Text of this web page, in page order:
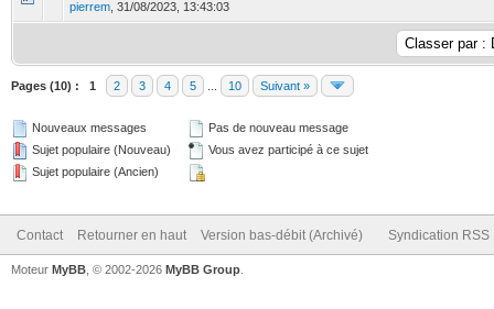
pierrem 31/08/2023, 13:43:03
Pages (10) : 1 2 3 4 5 10 Suivant »
Nouveaux messages
Sujet populaire (Nouveau)
Sujet populaire (Ancien)
Pas de nouveau message
Vous avez participé à ce sujet
Contact Retourner en haut Version bas-débit (Archivé) Syndication RSS
Moteur MyBB , © 2002-2026 MyBB Group